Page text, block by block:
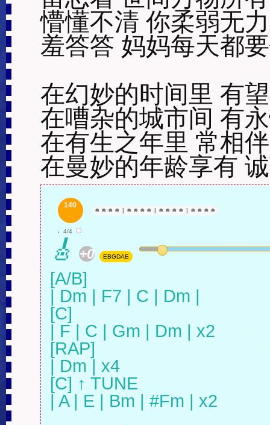
懵懂不清 你柔弱无力
羞答答 妈妈每天都
在幻妙的时间里 有
在嘈杂的城市间 有
在有生之年里 常相
在曼妙的年龄享有
140
☻ ☻ ☻ ☻ | ☻ ☻ ☻ ☻ | ☻ ☻ ☻ ☻ | ☻ ☻ ☻ ☻
♩4/4
🎸 +0 EBGDAE
[A/B]
| Dm | F7 | C | Dm |
[C]
| F | C | Gm | Dm | x2
[RAP]
| Dm | x4
[C] ↑ TUNE
| A | E | Bm | #Fm | x2